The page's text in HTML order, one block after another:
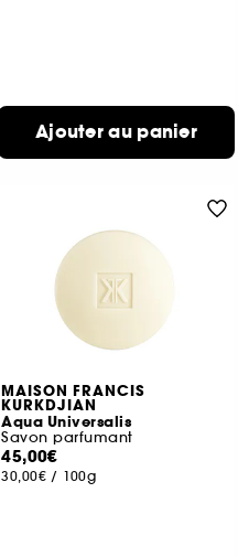
Ajouter au panier
MAISON FRANCIS
KURKDJIAN
Aqua Universalis
Savon parfumant
45,00€
30,00€ / 100g